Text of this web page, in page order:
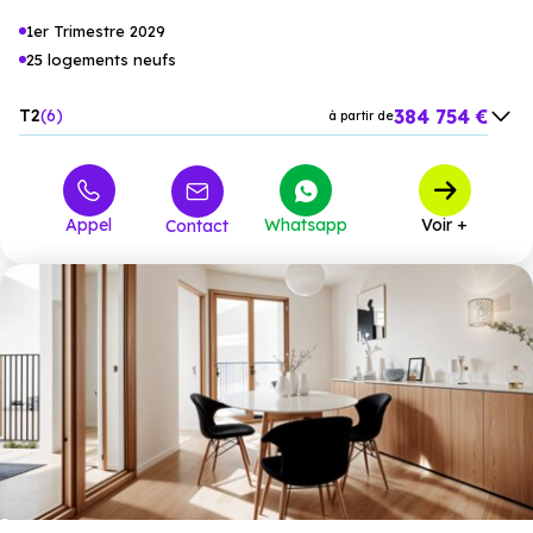
1er Trimestre 2029
25 logements neufs
T2 6 à partir de384 754 €
à partir de 663 321 €
Appel Contact Whatsapp Voir +